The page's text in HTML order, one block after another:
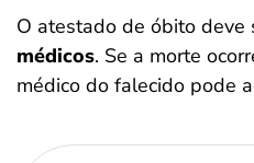
O atestado de óbito deve
médicos. Se a morte
médico do falecido pode